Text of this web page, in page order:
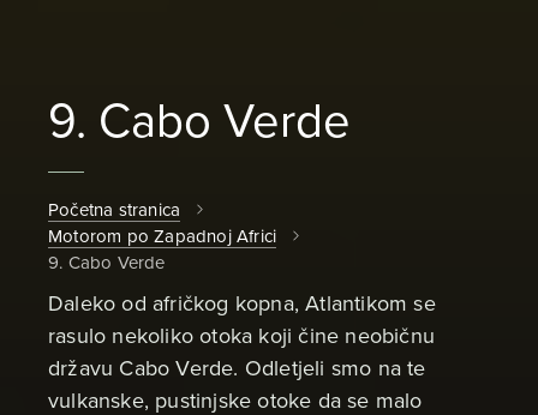
9. Cabo Verde
Početna stranica
Motorom po Zapadnoj Africi
9. Cabo Verde
Daleko od afričkog kopna, Atlantikom se
rasulo nekoliko otoka koji čine neobičnu
državu Cabo Verde. Odletjeli smo na te
vulkanske, pustinjske otoke da se malo